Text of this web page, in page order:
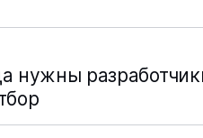
нужны